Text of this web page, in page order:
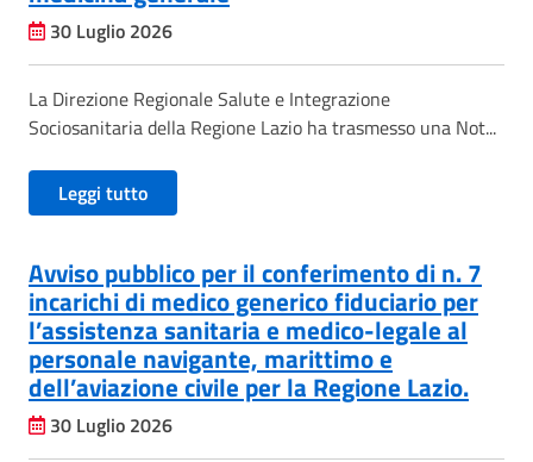
30 Luglio 2026
La Direzione Regionale Salute e Integrazione
Sociosanitaria della Regione Lazio ha trasmesso una Not...
Leggi tutto
Avviso pubblico per il conferimento di n. 7
incarichi di medico generico fiduciario per
l’assistenza sanitaria e medico-legale al
personale navigante, marittimo e
dell’aviazione civile per la Regione Lazio.
30 Luglio 2026